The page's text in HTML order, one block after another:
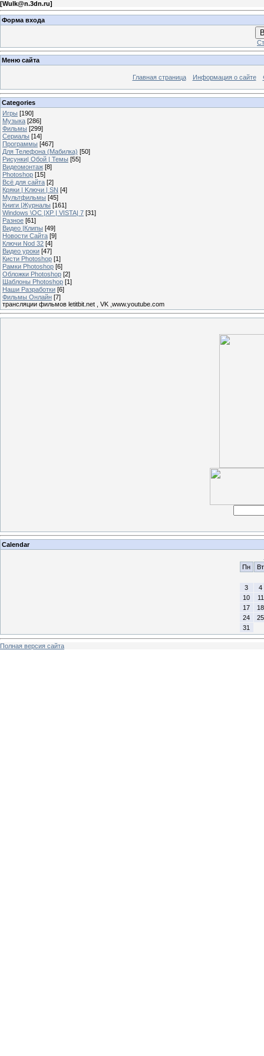
[Wulk@n.3dn.ru]
Форма входа
Меню сайта
Главная страница Информация о сайте
Categories
Игры [190]
Музыка [286]
Фильмы [299]
Сериалы [14]
Программы [467]
Для Телефона (Мабилка) [50]
Рисунки| Обой | Темы [55]
Видеомонтаж [8]
Photoshop [15]
Всё для сайта [2]
Кряки | Kлючи | SN [4]
Мультфильмы [45]
Книги |Журналы [161]
Windows \OC |XP | VISTA| 7 [31]
Разное [61]
Видео |Клипы [49]
Новости Сайта [9]
Ключи Nod 32 [4]
Видео уроки [47]
Кисти Photoshop [1]
Рамки Photoshop [6]
Обложки Photoshop [2]
Шаблоны Photoshop [1]
Наши Разработки [6]
Фильмы Онлайн [7]
трансляции фильмов letitbit.net , VK ,www.youtube.com
Calendar
Пн
Вт
3
4
10
11
17
18
24
25
31
Полная версия сайта